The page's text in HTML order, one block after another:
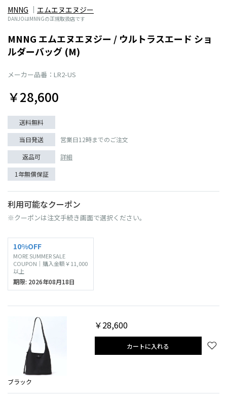
MNNG エムエヌエヌジー
DANJOはMNNGの正規取扱店です
MNNG エムエヌエヌジー / ウルトラスエード ショ
ルダーバッグ (M)
メーカー品番：LR2-US
￥28,600
送料無料
当日発送
営業日12時までのご注文
返品可
詳細
1年無償保証
利用可能なクーポン
※クーポンは注文手続き画面で選択ください。
10%OFF
MORE SUMMER SALE
COUPON｜購入金額￥11,000
以上
期限: 2026年08月18日
ブラック
￥28,600
カートに入れる